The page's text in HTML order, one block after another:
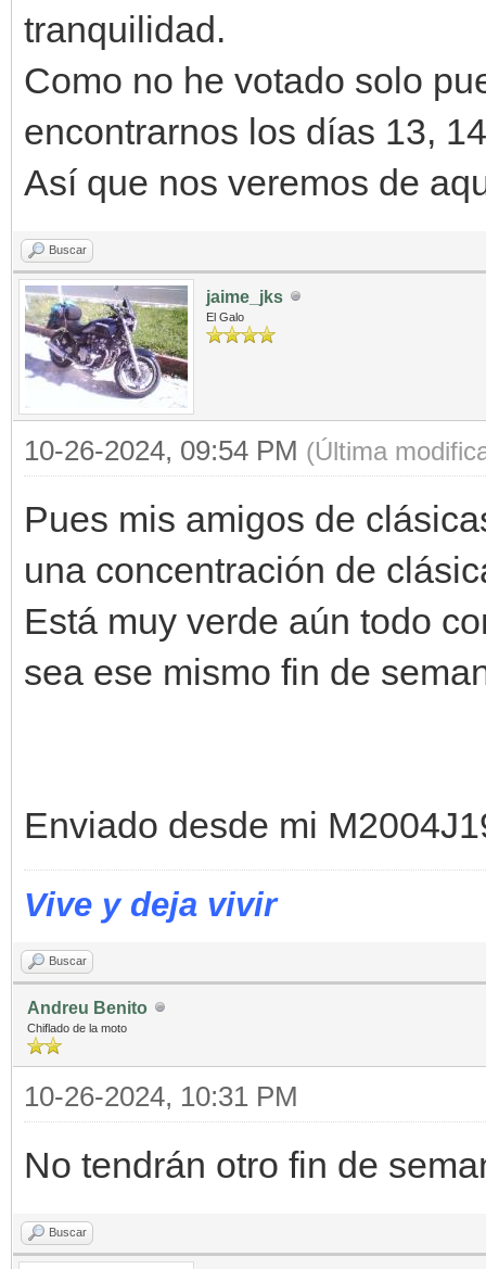
tranquilidad.
Como no he votado solo
encontrarnos los días 13,
Así que nos veremos de
Buscar
jaime_jks
El Galo
10-26-2024, 09:54 PM (Última
Pues mis amigos de
una concentración de
Está muy verde aún todo
sea ese mismo fin de
Enviado desde mi
Vive y deja vivir
Buscar
Andreu Benito
Chiflado de la moto
10-26-2024, 10:31 PM
No tendrán otro fin de
Buscar